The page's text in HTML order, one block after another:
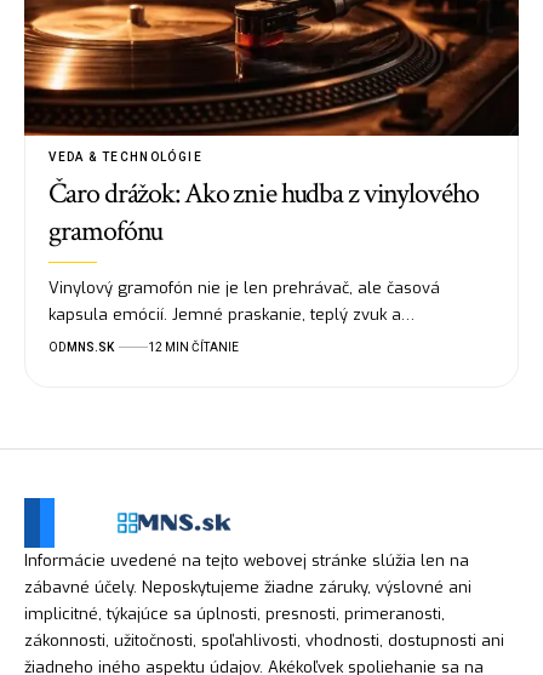
VEDA & TECHNOLÓGIE
Čaro drážok: Ako znie hudba z vinylového
gramofónu
Vinylový gramofón nie je len prehrávač, ale časová
kapsula emócií. Jemné praskanie, teplý zvuk a…
OD MNS.SK 12 MIN ČÍTANIE
Informácie uvedené na tejto webovej stránke slúžia len na
zábavné účely. Neposkytujeme žiadne záruky, výslovné ani
implicitné, týkajúce sa úplnosti, presnosti, primeranosti,
zákonnosti, užitočnosti, spoľahlivosti, vhodnosti, dostupnosti ani
žiadneho iného aspektu údajov. Akékoľvek spoliehanie sa na